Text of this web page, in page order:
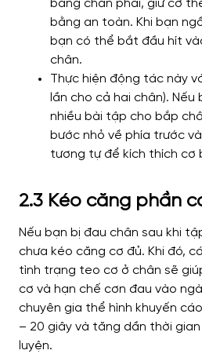
bằng chân phải, giữ cơ
bằng an toàn. Khi bạn
bạn có thể bắt đầu hít
chân.
Thực hiện động tác này
lần cho cả hai chân).
nhiều bài tập cho bắp
bước nhỏ về phía trước
tương tự để kích thích cơ
2.3 Kéo căng phần
Nếu bạn bị đau chân sau khi
chưa kéo căng cơ đủ. Khi đó,
tình trạng teo cơ ở chân sẽ
cơ và hạn chế cơn đau vào
chuyên gia thể hình khuyến
– 20 giây và tăng dần thời
luyện.